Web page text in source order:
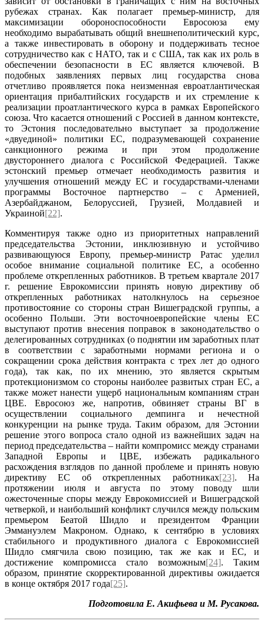
рубежах странах. Как полагает премьер-министр, для
максимизации обороноспособности Евросоюза ему
необходимо вырабатывать общий внешнеполитический курс,
а также инвестировать в оборону и поддерживать тесное
сотрудничество как с НАТО, так и с США, так как их роль в
обеспечении безопасности в ЕС является ключевой. В
подобных заявлениях первых лиц государства снова
отчетливо проявляется пока неизменная евроатлантическая
ориентация прибалтийских государств и их стремление к
реализации проатлантического курса в рамках Европейского
союза. Что касается отношений с Россией в данном контексте,
то Эстония последовательно выступает за продолжение
«двуединой» политики ЕС, подразумевающей сохранение
санкционного режима и при этом продолжение
двустороннего диалога с Российской Федерацией. Также
эстонский премьер отмечает необходимость развития и
улучшения отношений между ЕС и государствами-членами
программы Восточное партнерство – с Арменией,
Азербайджаном, Белоруссией, Грузией, Молдавией и
Украиной[22].
Комментируя также одно из приоритетных направлений
председательства Эстонии, инклюзивную и устойчиво
развивающуюся Европу, премьер-министр Ратас уделил
особое внимание социальной политике ЕС, а особенно
проблеме открепленных работников. В третьем квартале 2017
г. решение Еврокомиссии принять новую директиву об
открепленных работниках натолкнулось на серьезное
противостояние со стороны стран Вишеградской группы, а
особенно Польши. Эти восточноевропейские члены ЕС
выступают против внесения поправок в законодательство о
делегированных сотрудниках (о поднятии им заработных плат
в соответствии с заработными нормами региона и о
сокращении срока действия контракта с трех лет до одного
года), так как, по их мнению, это является скрытым
протекционизмом со стороны наиболее развитых стран ЕС, а
также может нанести ущерб национальным компаниям стран
ЦВЕ. Евросоюз же, напротив, обвиняет страны ВГ в
осуществлении социального демпинга и нечестной
конкуренции на рынке труда. Таким образом, для Эстонии
решение этого вопроса стало одной из важнейших задач на
период председательства – найти компромисс между странами
Западной Европы и ЦВЕ, избежать радикального
расхождения взглядов по данной проблеме и принять новую
директиву ЕС об открепленных работниках[23]. На
протяжении июля и августа по этому поводу шли
ожесточенные споры между Еврокомиссией и Вишеградской
четверкой, и наибольший конфликт случился между польским
премьером Беатой Шидло и президентом Франции
Эммануэлем Макроном. Однако, к сентябрю в условиях
стабильного и продуктивного диалога с Еврокомиссией
Шидло смягчила свою позицию, так же как и ЕС, и
достижение компромисса стало возможным[24]. Таким
образом, принятие скорректированной директивы ожидается
в конце октября 2017 года[25].
Подготовила Е. Акифьева и М. Русакова.